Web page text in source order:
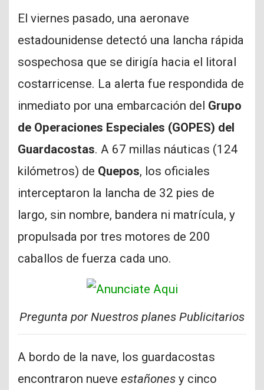
El viernes pasado, una aeronave
estadounidense detectó una lancha rápida
sospechosa que se dirigía hacia el litoral
costarricense. La alerta fue respondida de
inmediato por una embarcación del Grupo
de Operaciones Especiales (GOPES) del
Guardacostas. A 67 millas náuticas (124
kilómetros) de Quepos, los oficiales
interceptaron la lancha de 32 pies de
largo, sin nombre, bandera ni matrícula, y
propulsada por tres motores de 200
caballos de fuerza cada uno.
Pregunta por Nuestros planes Publicitarios
A bordo de la nave, los guardacostas
encontraron nueve estañones y cinco